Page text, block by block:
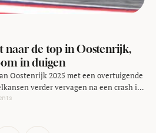
naar de top in Oostenrijk,
in duigen
Oostenrijk 2025 met een overtuigende
verder vervagen na een crash in
we de race, Ferrari-chaos en de